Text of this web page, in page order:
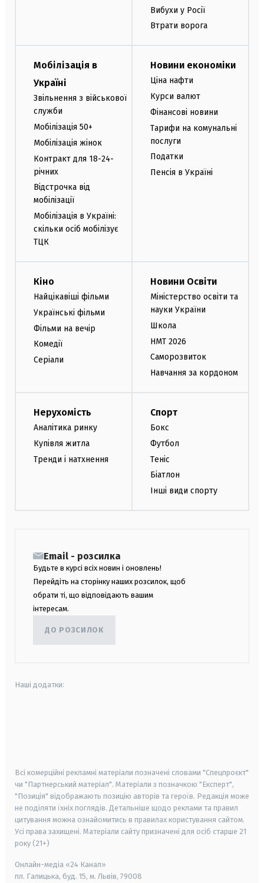
Вибухи у Росії
Втрати ворога
Мобілізація в
Україні
Звільнення з військової
служби
Мобілізація 50+
Мобілізація жінок
Контракт для 18-24-
річних
Відстрочка від
мобілізації
Мобілізація в Україні:
скільки осіб мобілізує
ТЦК
Новини економіки
Ціна нафти
Курси валют
Фінансові новини
Тарифи на комунальні
послуги
Податки
Пенсія в Україні
Кіно
Найцікавіші фільми
Українські фільми
Фільми на вечір
Комедії
Серіали
Новини Освіти
Міністерство освіти та
науки України
Школа
НМТ 2026
Саморозвиток
Навчання за кордоном
Нерухомість
Аналітика ринку
Купівля житла
Тренди і натхнення
Спорт
Бокс
Футбол
Теніс
Біатлон
Інші види спорту
Email - розсилка
Будьте в курсі всіх новин і оновлень!
Перейдіть на сторінку наших розсилок, щоб
обрати ті, що відповідають вашим
інтересам.
ДО РОЗСИЛОК
Наші додатки:
Всі комерційні рекламні матеріали позначені словами "Спецпроєкт"
чи "Партнерський матеріал". Матеріали з позначкою "Експерт",
"Позиція" відображають позицію авторів та героїв. Редакція може
не поділяти їхніх поглядів. Детальніше щодо реклами та правил
цитування можна ознайомитись в правилах користування сайтом.
Усі права захищені. Матеріали сайту призначені для осіб старше 21
року (21+)
Онлайн-медіа «24 Канал»
пл. Галицька, буд. 15, м. Львів, 79008